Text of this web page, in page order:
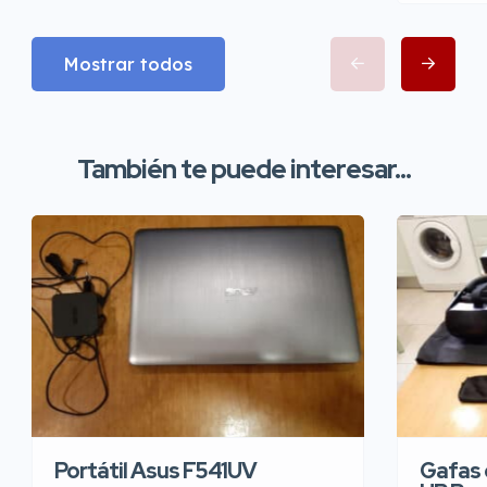
Mostrar todos
También te puede interesar...
Portátil Asus F541UV Gafas